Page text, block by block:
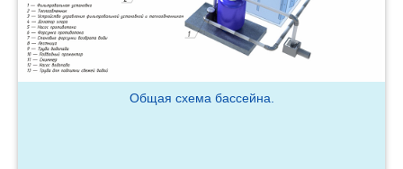
Общая схема бассейна.